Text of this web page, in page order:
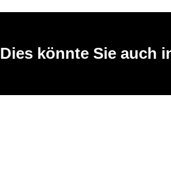
Dies könnte Sie auch